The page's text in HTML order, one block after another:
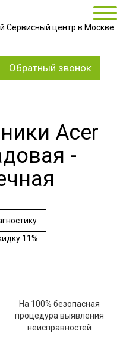
Сервисный центр в Москве
Обратный звонок
Acer
-
11%
На 100% безопасная
процедура выявления
неисправностей